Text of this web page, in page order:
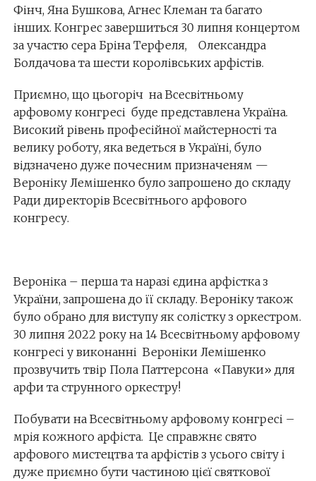
Фінч, Яна Бушкова, Агнес Клеман та багато
інших. Конгрес завершиться 30 липня концертом
за участю сера Бріна Терфеля, Олександра
Болдачова та шести королівських арфістів.
Приємно, що цьогоріч на Всесвітньому
арфовому конгресі буде представлена Україна.
Високий рівень професійної майстерності та
велику роботу, яка ведеться в Україні, було
відзначено дуже почесним призначеням —
Вероніку Лемішенко було запрошено до складу
Ради директорів Всесвітнього арфового
конгресу.
Вероніка – перша та наразі єдина арфістка з
України, запрошена до її складу. Вероніку також
було обрано для виступу як солістку з оркестром.
30 липня 2022 року на 14 Всесвітньому арфовому
конгресі у виконанні Вероніки Лемішенко
прозвучить твір Пола Паттерсона «Павуки» для
арфи та струнного оркестру!
Побувати на Всесвітньому арфовому конгресі –
мрія кожного арфіста. Це справжнє свято
арфового мистецтва та арфістів з усього світу і
дуже приємно бути частиною цієї святкової